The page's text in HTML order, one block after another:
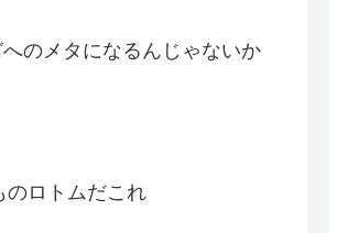
のメタになるんじゃないか
のロトムだこれ